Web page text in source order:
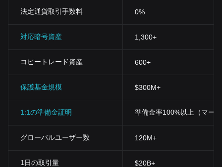
法定通貨取引手数料 0%
対応暗号資産 1,300+
コピートレード資産 600+
保護基金規模 $300M+
1:1の準備金証明 準備金率100%以上（マー
グローバルユーザー数 120M+
1日の取引量 $20B+